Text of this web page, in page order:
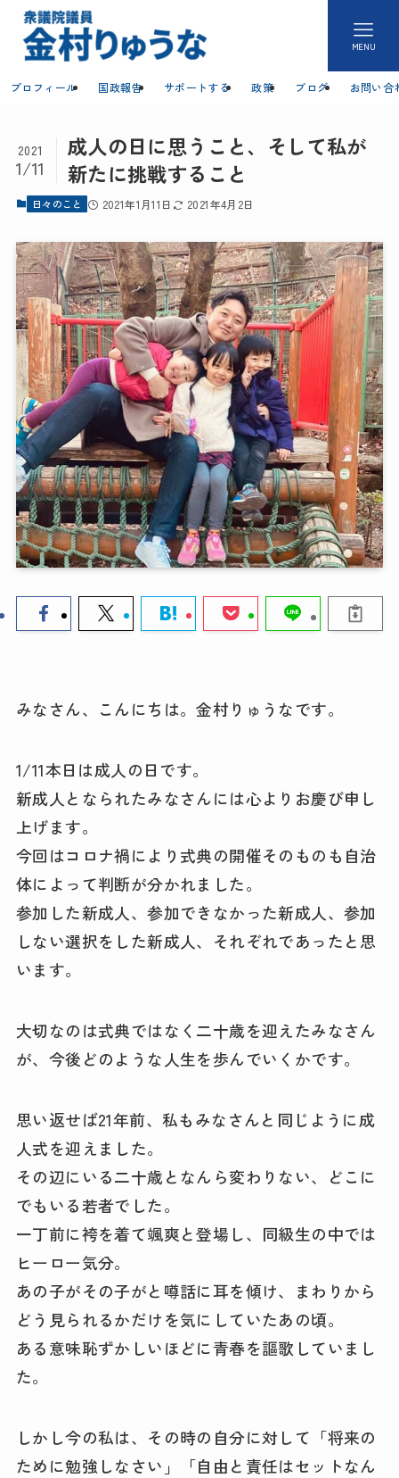
MENU
プロフィール 国政報告 サポートする 政策 ブログ お問い合
成人の日に思うこと、そして私が
新たに挑戦すること
2021
1/11
日々のこと 2021年1月11日 2021年4月2日
みなさん、こんにちは。金村りゅうなです。
1/11本日は成人の日です。
新成人となられたみなさんには心よりお慶び申し
上げます。
今回はコロナ禍により式典の開催そのものも自治
体によって判断が分かれました。
参加した新成人、参加できなかった新成人、参加
しない選択をした新成人、それぞれであったと思
います。
大切なのは式典ではなく二十歳を迎えたみなさん
が、今後どのような人生を歩んでいくかです。
思い返せば21年前、私もみなさんと同じように成
人式を迎えました。
その辺にいる二十歳となんら変わりない、どこに
でもいる若者でした。
一丁前に袴を着て颯爽と登場し、同級生の中では
ヒーロー気分。
あの子がその子がと噂話に耳を傾け、まわりから
どう見られるかだけを気にしていたあの頃。
ある意味恥ずかしいほどに青春を謳歌していまし
た。
しかし今の私は、その時の自分に対して「将来の
ために勉強しなさい」「自由と責任はセットなん